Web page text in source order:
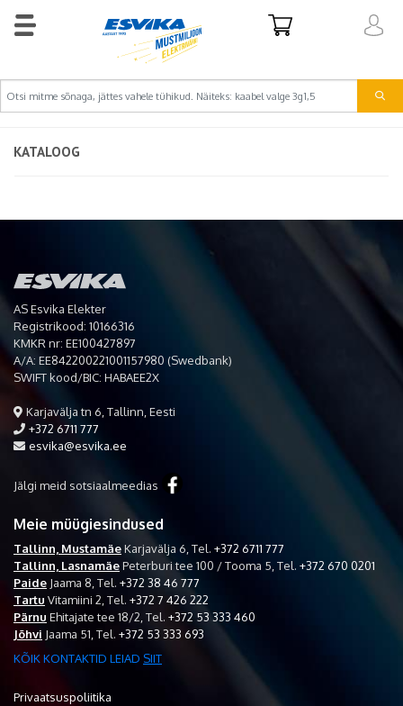
KATALOOG
AS Esvika Elekter
Registrikood: 10166316
KMKR nr: EE100427897
A/A: EE842200221001157980 (Swedbank)
SWIFT kood/BIC: HABAEE2X
Karjavälja tn 6, Tallinn, Eesti
+372 6711 777
esvika@esvika.ee
Jälgi meid sotsiaalmeedias
Meie müügiesindused
Tallinn, MustamäeKarjavälja 6, Tel. +372 6711 777
Tallinn, LasnamäePeterburi tee 100 / Tooma 5, Tel. +372 670 0201
Paide Jaama 8, Tel. +372 38 46 777
Tartu Vitamiini 2, Tel. +372 7 426 222
Pärnu Ehitajate tee 18/2, Tel. +372 53 333 460
Jõhvi Jaama 51, Tel. +372 53 333 693
KÕIK KONTAKTID LEIAD SIIT
Privaatsuspoliitika